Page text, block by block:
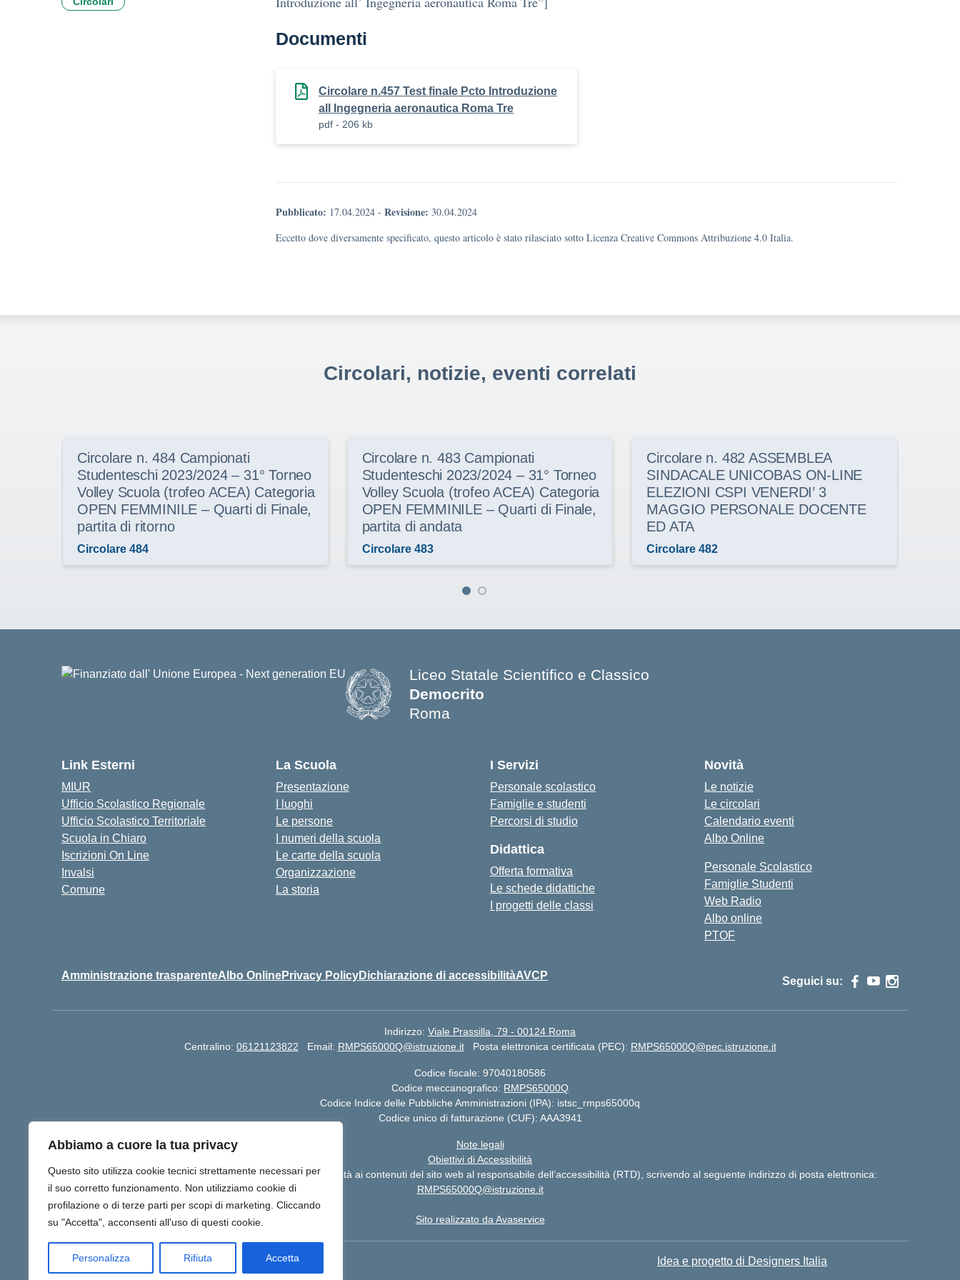
Abbiamo a cuore la tua privacy
Questo sito utilizza cookie tecnici strettamente necessari per
il suo corretto funzionamento. Non utilizziamo cookie di
profilazione o di terze parti per scopi di marketing. Cliccando
su "Accetta", acconsenti all'uso di questi cookie.
Personalizza Rifiuta Accetta
Documenti
Circolare n.457 Test finale Pcto Introduzione
all Ingegneria aeronautica Roma Tre
pdf - 206 kb
Pubblicato: 17.04.2024 - Revisione: 30.04.2024
Eccetto dove diversamente specificato, questo articolo è stato rilasciato sotto Licenza Creative Commons Attribuzione 4.0 Italia.
Circolari, notizie, eventi correlati
Circolare n. 484 Campionati
Studenteschi 2023/2024 – 31° Torneo
Volley Scuola (trofeo ACEA) Categoria
OPEN FEMMINILE – Quarti di Finale,
partita di ritorno
Circolare 484
Circolare n. 483 Campionati
Studenteschi 2023/2024 – 31° Torneo
Volley Scuola (trofeo ACEA) Categoria
OPEN FEMMINILE – Quarti di Finale,
partita di andata
Circolare 483
Circolare n. 482 ASSEMBLEA
SINDACALE UNICOBAS ON-LINE
ELEZIONI CSPI VENERDI’ 3
MAGGIO PERSONALE DOCENTE
ED ATA
Circolare 482
Liceo Statale Scientifico e Classico
Democrito
Roma
Link Esterni
MIUR
Ufficio Scolastico Regionale
Ufficio Scolastico Territoriale
Scuola in Chiaro
Iscrizioni On Line
Invalsi
Comune
La Scuola
Presentazione
I luoghi
Le persone
I numeri della scuola
Le carte della scuola
Organizzazione
La storia
I Servizi
Personale scolastico
Famiglie e studenti
Percorsi di studio
Didattica
Offerta formativa
Le schede didattiche
I progetti delle classi
Novità
Le notizie
Le circolari
Calendario eventi
Albo Online
Personale Scolastico
Famiglie Studenti
Web Radio
Albo online
PTOF
Amministrazione trasparenteAlbo OnlinePrivacy PolicyDichiarazione di accessibilitàAVCP Seguici su:
Indirizzo: Viale Prassilla, 79 - 00124 Roma
Centralino: 06121123822 Email: RMPS65000Q@istruzione.it Posta elettronica certificata (PEC): RMPS65000Q@pec.istruzione.it
Codice fiscale: 97040180586
Codice meccanografico: RMPS65000Q
Codice Indice delle Pubbliche Amministrazioni (IPA): istsc_rmps65000q
Codice unico di fatturazione (CUF): AAA3941
Note legali
Obiettivi di Accessibilità
Gli utenti possono segnalare eventuali casi di inaccessibilità ai contenuti del sito web al responsabile dell’accessibilità (RTD), scrivendo al seguente indirizzo di posta elettronica:
RMPS65000Q@istruzione.it
Sito realizzato da Avaservice
Idea e progetto di Designers Italia